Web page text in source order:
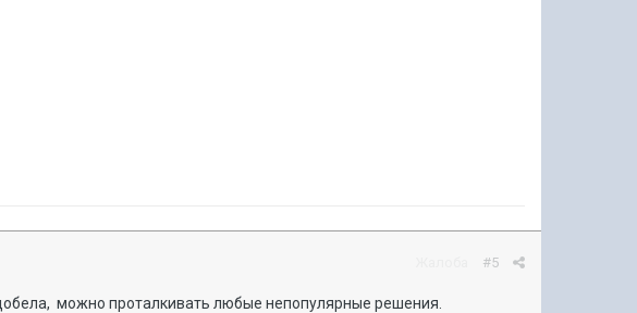
#5
можно проталкивать любые непопулярные решения.